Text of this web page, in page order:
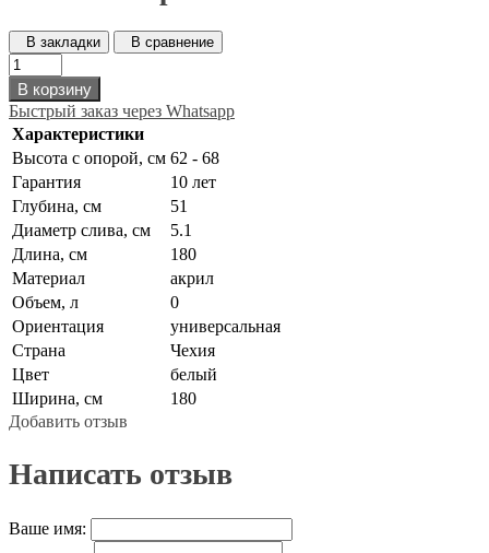
В закладки В сравнение
В корзину
Быстрый заказ через Whatsapp
Характеристики
Высота с опорой, см 62 - 68
Гарантия
10 лет
Глубина, см
51
Диаметр слива, см
5.1
Длина, см
180
Материал
акрил
Объем, л
0
Ориентация
универсальная
Страна
Чехия
Цвет
белый
Ширина, см
180
Добавить отзыв
Написать отзыв
Ваше имя: